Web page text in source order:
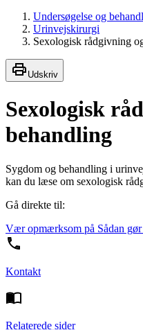
Undersøgelse og
Urinvejskirurgi
Sexologisk rådgivning
Udskriv
Sexologisk
behandling
Sygdom og behandling i
kan du læse om sexologisk
Gå direkte til:
Vær opmærksom på Sådan
Kontakt
Relaterede sider